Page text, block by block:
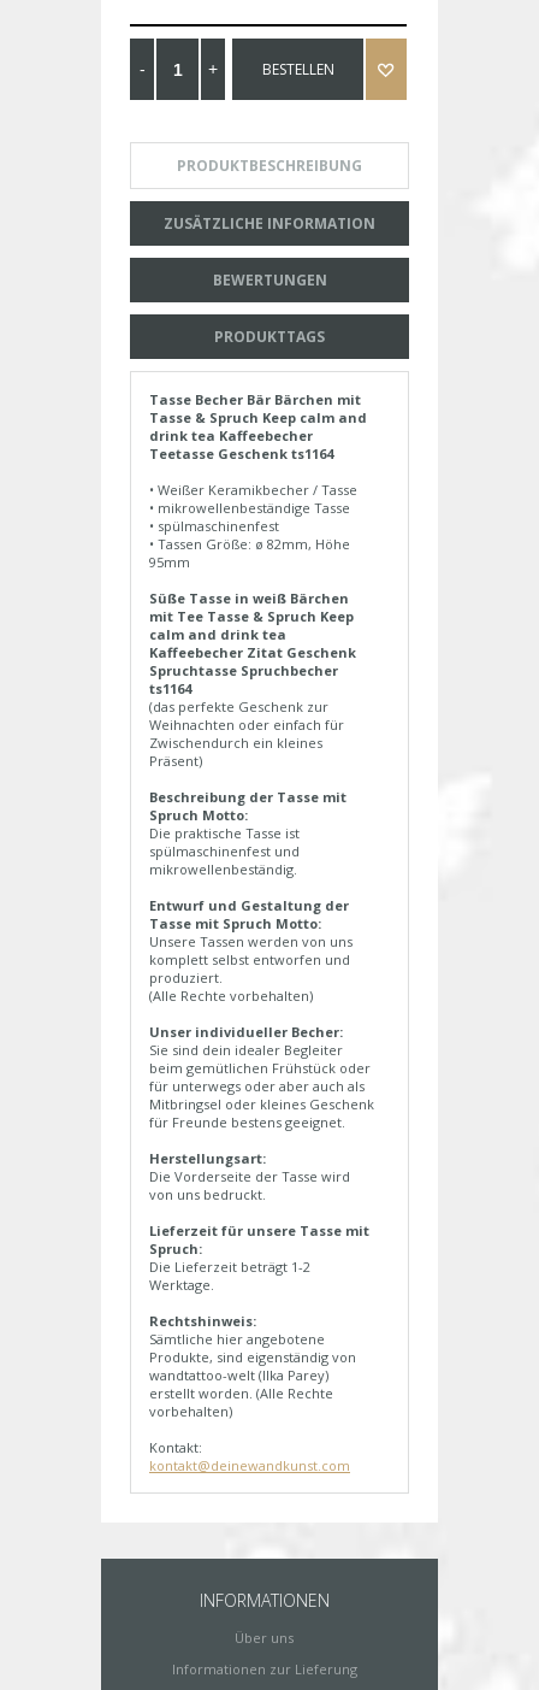
BESTELLEN
PRODUKTBESCHREIBUNG
ZUSÄTZLICHE INFORMATION
BEWERTUNGEN
PRODUKTTAGS
Tasse Becher Bär Bärchen mit
Tasse & Spruch Keep calm and
drink tea Kaffeebecher
Teetasse Geschenk ts1164
• Weißer Keramikbecher / Tasse
• mikrowellenbeständige Tasse
• spülmaschinenfest
• Tassen Größe: ø 82mm, Höhe
95mm
Süße Tasse in weiß Bärchen
mit Tee Tasse & Spruch Keep
calm and drink tea
Kaffeebecher Zitat Geschenk
Spruchtasse Spruchbecher
ts1164
(das perfekte Geschenk zur
Weihnachten oder einfach für
Zwischendurch ein kleines
Präsent)
Beschreibung der Tasse mit
Spruch Motto:
Die praktische Tasse ist
spülmaschinenfest und
mikrowellenbeständig.
Entwurf und Gestaltung der
Tasse mit Spruch Motto:
Unsere Tassen werden von uns
komplett selbst entworfen und
produziert.
(Alle Rechte vorbehalten)
Unser individueller Becher:
Sie sind dein idealer Begleiter
beim gemütlichen Frühstück oder
für unterwegs oder aber auch als
Mitbringsel oder kleines Geschenk
für Freunde bestens geeignet.
Herstellungsart:
Die Vorderseite der Tasse wird
von uns bedruckt.
Lieferzeit für unsere Tasse mit
Spruch:
Die Lieferzeit beträgt 1-2
Werktage.
Rechtshinweis:
Sämtliche hier angebotene
Produkte, sind eigenständig von
wandtattoo-welt (Ilka Parey)
erstellt worden. (Alle Rechte
vorbehalten)
Kontakt:
kontakt@deinewandkunst.com
INFORMATIONEN
Über uns
Informationen zur Lieferung